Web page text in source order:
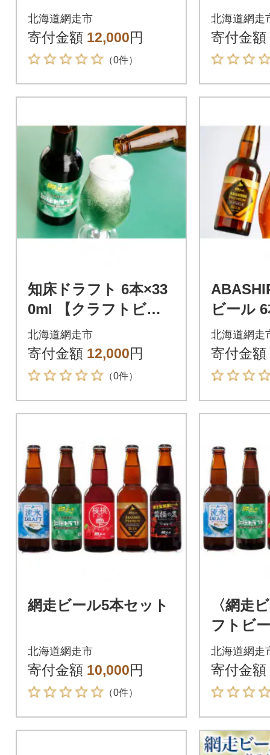
レミアム・桜桃の雫 6
本セット【クラフト
ビール】
北海道網走市
寄付金額 12,000円
（0件）
アム、
ト 6本
フトビ
北海道網走
寄付金額
知床ドラフト 6本×33
0ml 【クラフトビー
ル】発泡酒 (網走製
造)
北海道網走市
寄付金額 12,000円
（0件）
ビール
【クラ
瓶ビール
北海道網走
寄付金額
網走ビール5本セット
北海道網走市
寄付金額 10,000円
（0件）
〈網走
フトビ
ット
北海道網走
寄付金額